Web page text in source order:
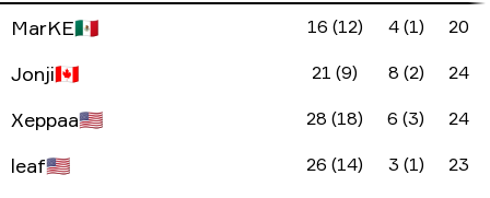
MarKE🇲🇽 16 (12) 4 (1) 20
Jonji🇨🇦 21 (9) 8 (2) 24
Xeppaa🇺🇸 28 (18) 6 (3) 24
leaf🇺🇸 26 (14) 3 (1) 23